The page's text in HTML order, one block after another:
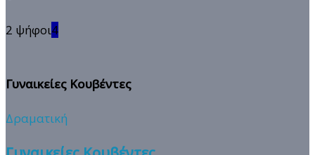
2 ψήφοι4
Γυναικείες Κουβέντες
Δραματική